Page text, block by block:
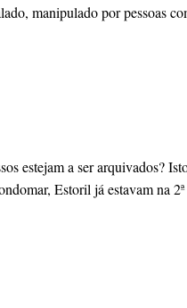
manipulado por
estejam a ser arquivados?
Estoril já estavam na